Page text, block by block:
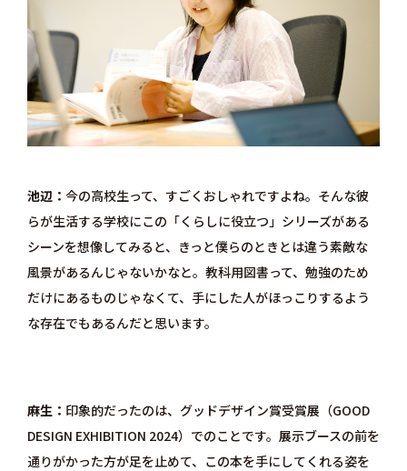
池辺
今の高校生って、すごくおしゃれですよね。そんな彼
らが生活する学校にこの「くらしに役立つ」シリーズがある
シーンを想像してみると、きっと僕らのときとは違う素敵な
風景があるんじゃないかなと。教科用図書って、勉強のため
だけにあるものじゃなくて、手にした人がほっこりするよう
な存在でもあるんだと思います。
麻生
印象的だったのは、グッドデザイン賞受賞展（GOOD
DESIGN EXHIBITION 2024）でのことです。展示ブースの前を
通りがかった方が足を止めて、この本を手にしてくれる姿を